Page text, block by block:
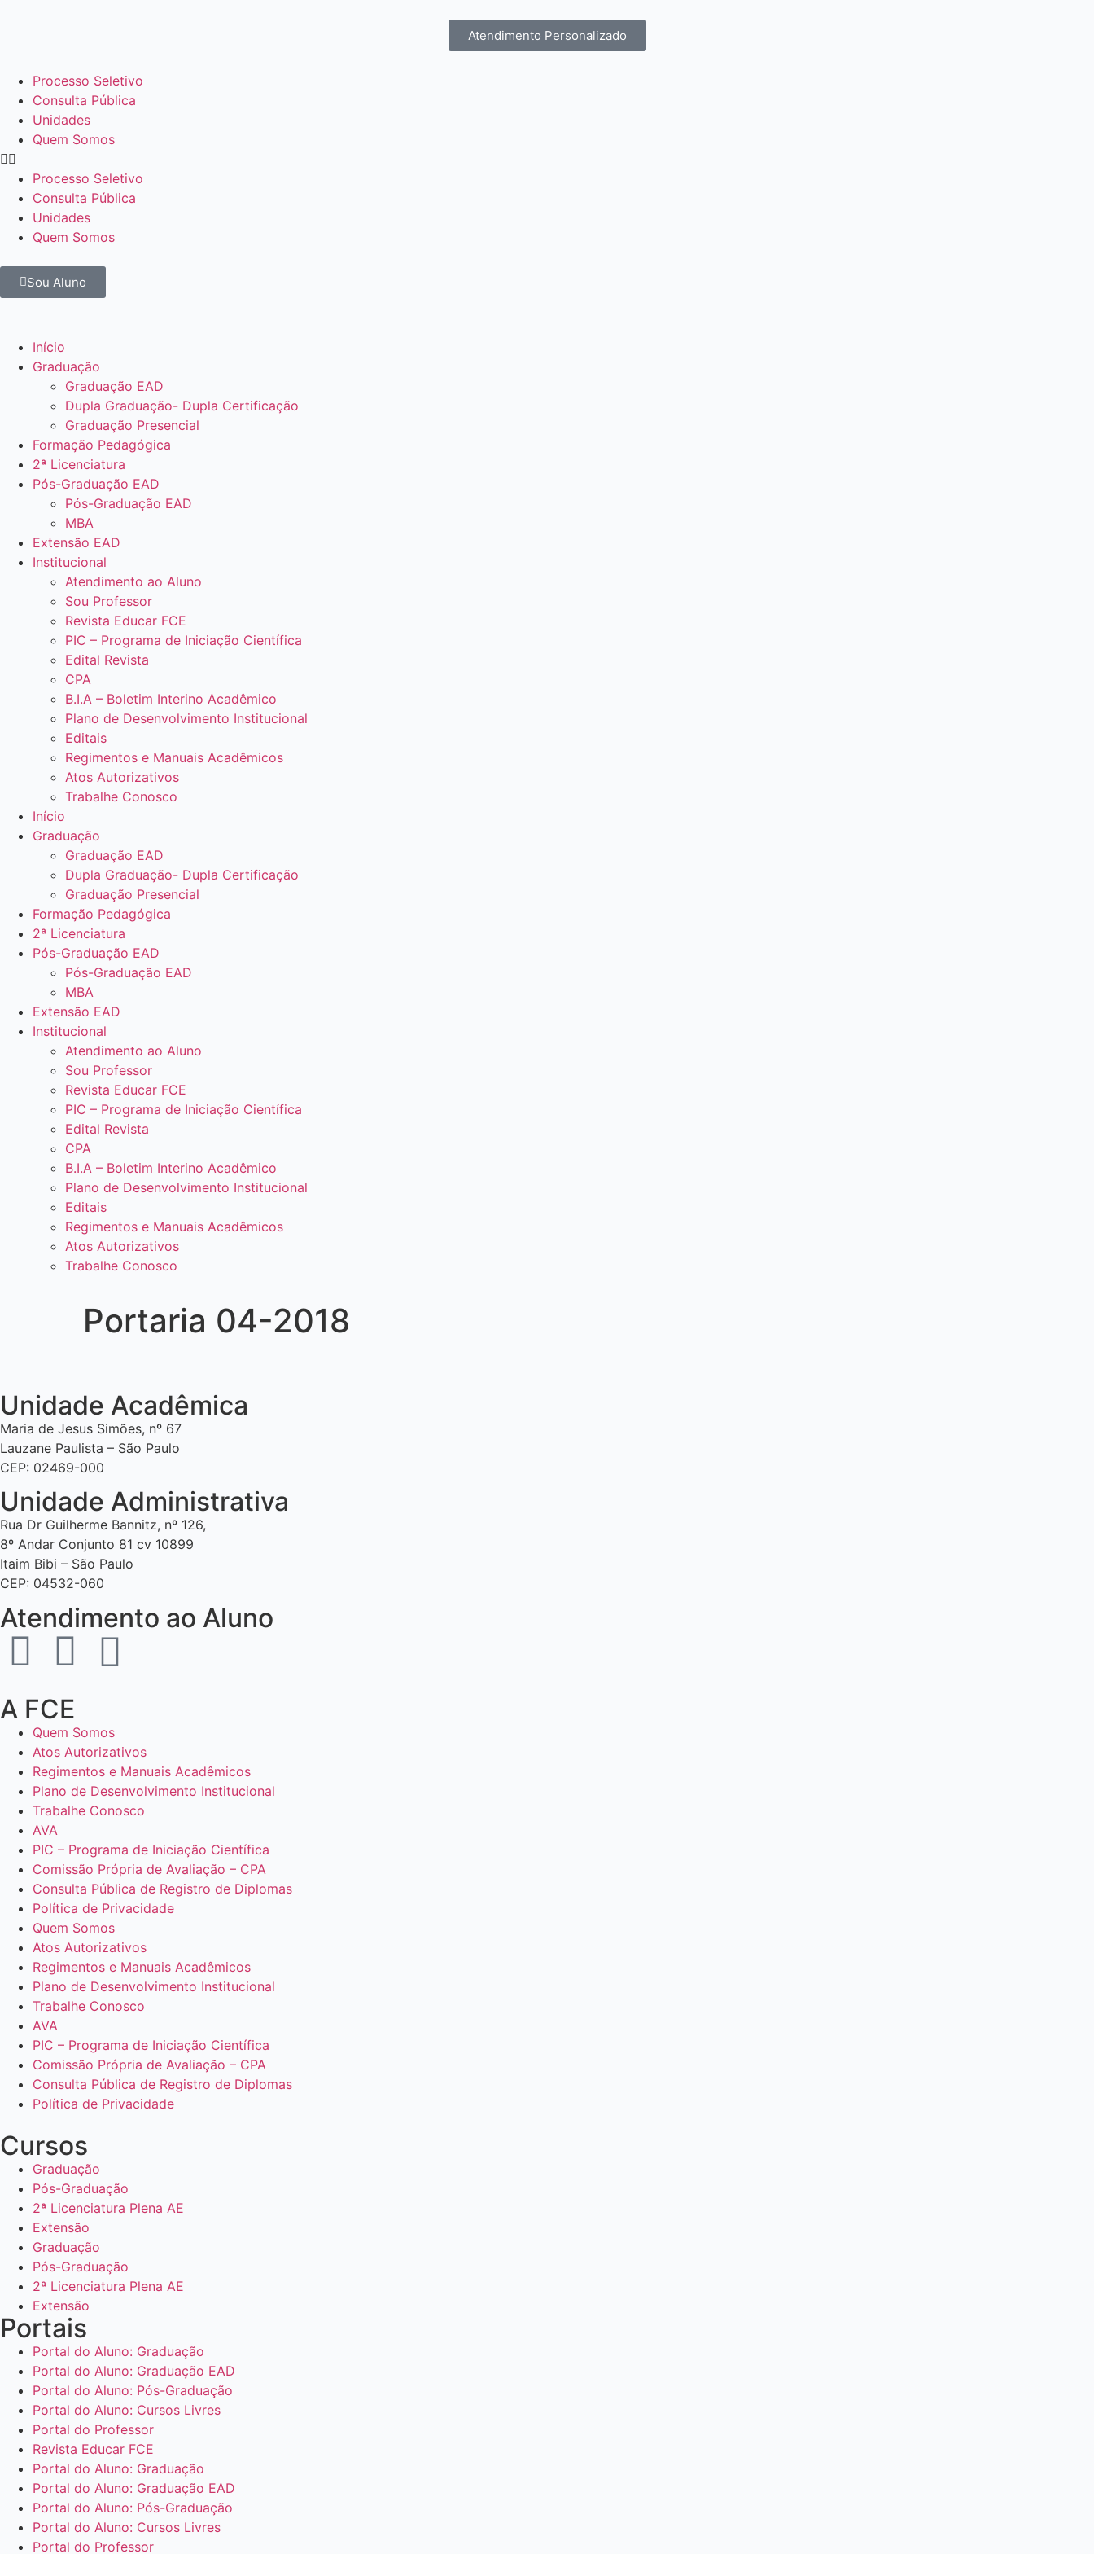
Atendimento Personalizado
Processo Seletivo
Consulta Pública
Unidades
Quem Somos
Processo Seletivo
Consulta Pública
Unidades
Quem Somos
Sou Aluno
Início
Graduação
Graduação EAD
Dupla Graduação- Dupla Certificação
Graduação Presencial
Formação Pedagógica
2ª Licenciatura
Pós-Graduação EAD
Pós-Graduação EAD
MBA
Extensão EAD
Institucional
Atendimento ao Aluno
Sou Professor
Revista Educar FCE
PIC – Programa de Iniciação Científica
Edital Revista
CPA
B.I.A – Boletim Interino Acadêmico
Plano de Desenvolvimento Institucional
Editais
Regimentos e Manuais Acadêmicos
Atos Autorizativos
Trabalhe Conosco
Início
Graduação
Graduação EAD
Dupla Graduação- Dupla Certificação
Graduação Presencial
Formação Pedagógica
2ª Licenciatura
Pós-Graduação EAD
Pós-Graduação EAD
MBA
Extensão EAD
Institucional
Atendimento ao Aluno
Sou Professor
Revista Educar FCE
PIC – Programa de Iniciação Científica
Edital Revista
CPA
B.I.A – Boletim Interino Acadêmico
Plano de Desenvolvimento Institucional
Editais
Regimentos e Manuais Acadêmicos
Atos Autorizativos
Trabalhe Conosco
Portaria 04-2018
Unidade Acadêmica
Maria de Jesus Simões, nº 67
Lauzane Paulista – São Paulo
CEP: 02469-000
Unidade Administrativa
Rua Dr Guilherme Bannitz, nº 126,
8º Andar Conjunto 81 cv 10899
Itaim Bibi – São Paulo
CEP: 04532-060
Atendimento ao Aluno
A FCE
Quem Somos
Atos Autorizativos
Regimentos e Manuais Acadêmicos
Plano de Desenvolvimento Institucional
Trabalhe Conosco
AVA
PIC – Programa de Iniciação Científica
Comissão Própria de Avaliação – CPA
Consulta Pública de Registro de Diplomas
Política de Privacidade
Quem Somos
Atos Autorizativos
Regimentos e Manuais Acadêmicos
Plano de Desenvolvimento Institucional
Trabalhe Conosco
AVA
PIC – Programa de Iniciação Científica
Comissão Própria de Avaliação – CPA
Consulta Pública de Registro de Diplomas
Política de Privacidade
Cursos
Graduação
Pós-Graduação
2ª Licenciatura Plena AE
Extensão
Graduação
Pós-Graduação
2ª Licenciatura Plena AE
Extensão
Portais
Portal do Aluno: Graduação
Portal do Aluno: Graduação EAD
Portal do Aluno: Pós-Graduação
Portal do Aluno: Cursos Livres
Portal do Professor
Revista Educar FCE
Portal do Aluno: Graduação
Portal do Aluno: Graduação EAD
Portal do Aluno: Pós-Graduação
Portal do Aluno: Cursos Livres
Portal do Professor